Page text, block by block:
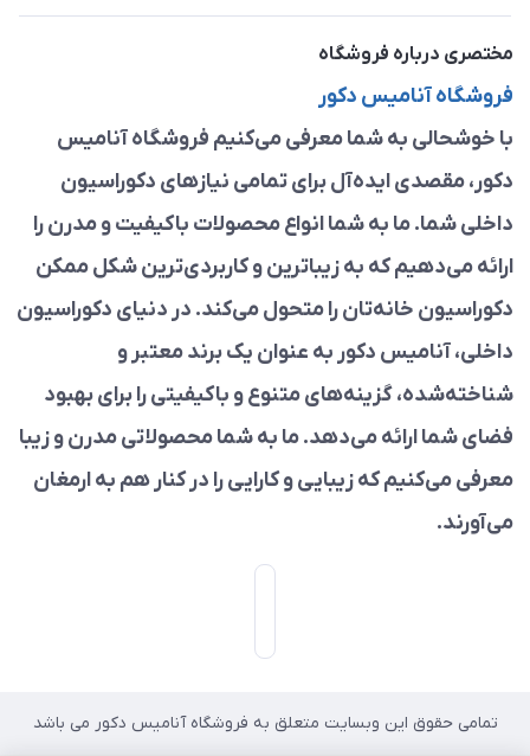
مختصری درباره فروشگاه
فروشگاه آنامیس دکور
با خوشحالی به شما معرفی می‌کنیم فروشگاه آنامیس
دکور، مقصدی ایده‌آل برای تمامی نیازهای دکوراسیون
داخلی شما. ما به شما انواع محصولات باکیفیت و مدرن را
ارائه می‌دهیم که به زیباترین و کاربردی‌ترین شکل ممکن
دکوراسیون خانه‌تان را متحول می‌کند. در دنیای دکوراسیون
داخلی، آنامیس دکور به عنوان یک برند معتبر و
شناخته‌شده، گزینه‌های متنوع و باکیفیتی را برای بهبود
فضای شما ارائه می‌دهد. ما به شما محصولاتی مدرن و زیبا
معرفی می‌کنیم که زیبایی و کارایی را در کنار هم به ارمغان
می‌آورند.
تمامی حقوق این وبسایت متعلق به فروشگاه آنامیس دکور می باشد